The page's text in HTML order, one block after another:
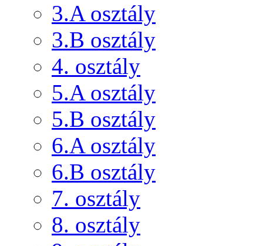
3.A osztály
3.B osztály
4. osztály
5.A osztály
5.B osztály
6.A osztály
6.B osztály
7. osztály
8. osztály